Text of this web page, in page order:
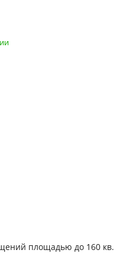
площадью до 160 кв.